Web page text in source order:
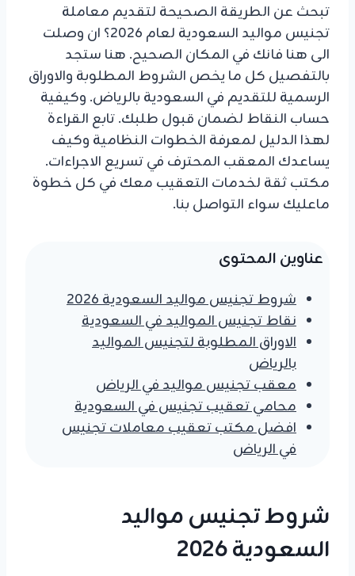
تبحث عن الطريقة الصحيحة لتقديم معاملة
تجنيس مواليد السعودية لعام 2026؟ ان وصلت
الى هنا فانك في المكان الصحيح. هنا ستجد
بالتفصيل كل ما يخص الشروط المطلوبة والاوراق
الرسمية للتقديم في السعودية بالرياض. وكيفية
حساب النقاط لضمان قبول طلبك. تابع القراءة
لهذا الدليل لمعرفة الخطوات النظامية وكيف
يساعدك المعقب المحترف في تسريع الاجراءات.
مكتب ثقة لخدمات التعقيب معك في كل خطوة
ماعليك سواء التواصل بنا.
عناوين المحتوى
شروط تجنيس مواليد السعودية 2026
نقاط تجنيس المواليد في السعودية
الاوراق المطلوبة لتجنيس المواليد
بالرياض
معقب تجنيس مواليد في الرياض
محامي تعقيب تجنيس في السعودية
افضل مكتب تعقيب معاملات تجنيس
في الرياض
شروط تجنيس مواليد
السعودية 2026